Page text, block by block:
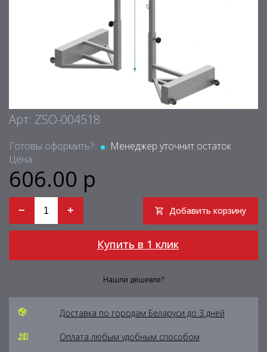
Арт: ZSO-004518
Готовы оформить?:
Менеджер уточнит остаток
Цена:
606.00 р
− + Добавить корзину
Купить в 1 клик
Нашли дешевле?
Доставка по городам Беларуси до 3 дней
Оплата любым удобным способом